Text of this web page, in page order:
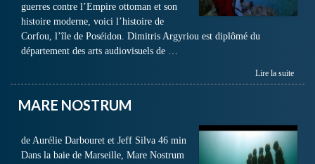
guerres contre l’Empire ottoman et son
histoire moderne, voici l’histoire de
Corfou, l’île de Poséidon. Dimitris Argyriou est diplômé du
département des arts audiovisuels de …
Lire la suite
MARE NOSTRUM
de Aurélie Darbouret et Jeff Silva 46 min
Dans la baie de Marseille, Mare Nostrum